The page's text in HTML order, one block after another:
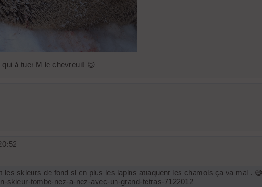
à tuer M le chevreuil! 😉
les skieurs de fond si en plus les lapins attaquent les chamois ça va mal . 😄
skieur-tombe-nez-a-nez-avec-un-grand-tetras-7122012